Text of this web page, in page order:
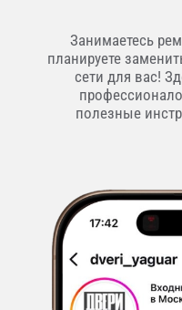
Занимаетесь
планируете
сети для вас!
полезные